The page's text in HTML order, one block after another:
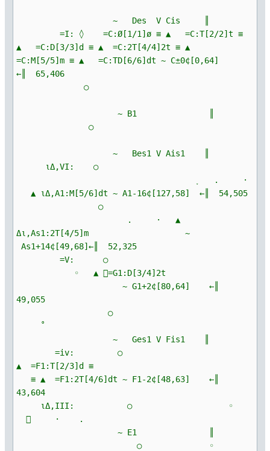
~ Des V Cis ║
=I: ◊ =C:Ø[1/1]ø ≡ ▲ =C:T[2/2]t ≡
▲ =C:D[3/3]d ≡ ▲ =C:2T[4/4]2t ≡ ▲
=C:M[5/5]m ≡ ▲ =C:TD[6/6]dt ~ C±0¢[0,64]
←║ 65,406
○
~ B1 ║
○
~ Bes1 V Ais1 ║
ιΔ,VI: ○
ָ . ·
▲ ιΔ,A1:M[5/6]dt ~ A1-16¢[127,58] ←║ 54,505
○
. · ▲
Δι,As1:2T[4/5]m ~
As1+14¢[49,68]←║ 52,325
=V: ○
◦ ▲ =G1:D[3/4]2t
~ G1+2¢[80,64] ←║
49,055
○
˚
~ Ges1 V Fis1 ║
=iv: ○
▲ =F1:T[2/3]d ≡
≡ ▲ =F1:2T[4/6]dt ~ F1-2¢[48,63] ←║
43,604
ιΔ,III: ○ ◦
 · .
~ E1 ║
○ ◦